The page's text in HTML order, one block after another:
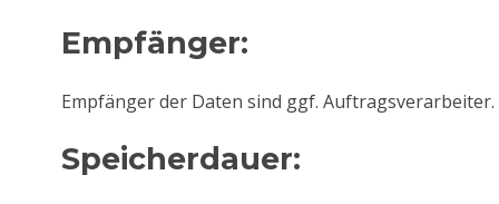
Empfänger:
Empfänger der Daten sind ggf. Auftragsverarbeiter.
Speicherdauer: